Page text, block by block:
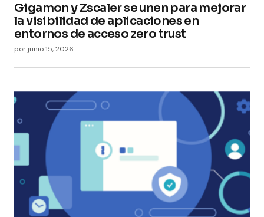
Gigamon y Zscaler se unen para mejorar
la visibilidad de aplicaciones en
entornos de acceso zero trust
por junio 15, 2026